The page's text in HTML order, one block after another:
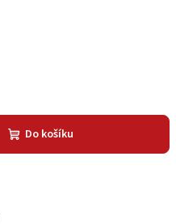
Do košíku